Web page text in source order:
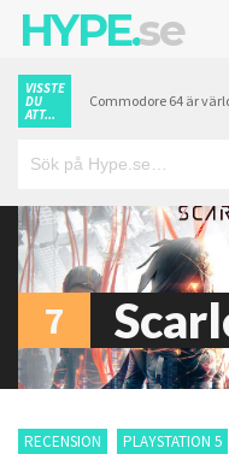
HYPE.se
VISSTE
DU
ATT...
Commodore 64 är
7
RECENSION PLAYSTATION 5